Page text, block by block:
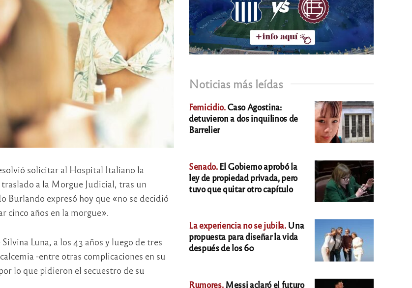
solicitar al Hospital Italiano la
a la Morgue Judicial, tras un
Burlando expresó hoy que «no se decidió
cinco años en la morgue».
Luna, a los 43 años y luego de tres
-entre otras complicaciones en su
lo que pidieron el secuestro de su
Noticias más leídas
Femicidio.Caso Agostina:
detuvieron a dos inquilinos de
Barrelier
Senado.El Gobierno aprobó la
ley de propiedad privada, pero
tuvo que quitar otro capítulo
La experiencia no se jubila.Una
propuesta para diseñar la vida
después de los 60
Rumores.Messi aclaró el futuro